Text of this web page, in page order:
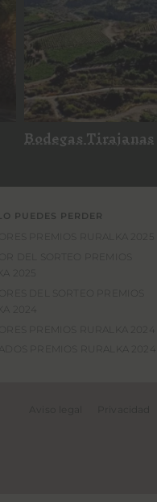
Bodegas Tirajanas
PUEDES PERDER
PREMIOS RURALKA 2025
DEL SORTEO PREMIOS
2025
DEL SORTEO PREMIOS
2024
PREMIOS RURALKA 2024
PREMIOS RURALKA 2024